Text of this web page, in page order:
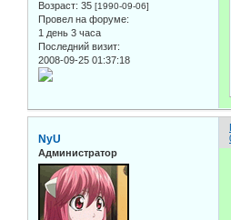
Возраст: 35 [1990-09-06]
Провел на форуме:
1 день 3 часа
Последний визит:
2008-09-25 01:37:18
NyU
Администратор